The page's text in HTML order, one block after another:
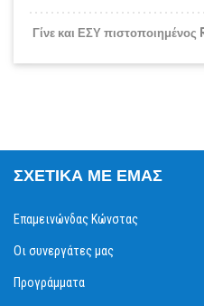
Γίνε και ΕΣΥ
ΣΧΕΤΙΚΆ ΜΕ ΕΜΆΣ
Επαμεινώνδας Κώνστας
Οι συνεργάτες μας
Προγράμματα